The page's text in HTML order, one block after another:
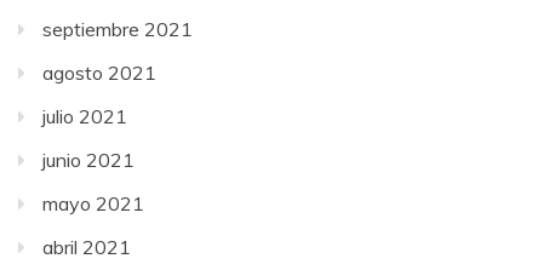
septiembre 2021
agosto 2021
julio 2021
junio 2021
mayo 2021
abril 2021